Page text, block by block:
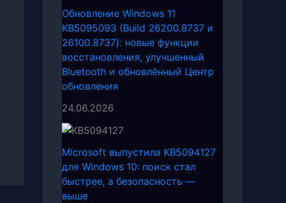
Обновление Windows 11
KB5095093 (Build 26200.8737 и
26100.8737): новые функции
восстановления, улучшенный
Bluetooth и обновлённый Центр
обновления
24.06.2026
Microsoft выпустила KB5094127
для Windows 10: поиск стал
быстрее, а безопасность —
выше